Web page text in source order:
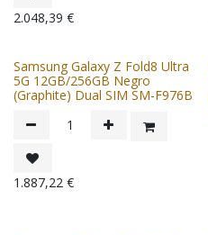
2.048,39 €
Samsung Galaxy Z Fold8 Ultra
5G 12GB/256GB Negro
(Graphite) Dual SIM SM-F976B
1.887,22 €